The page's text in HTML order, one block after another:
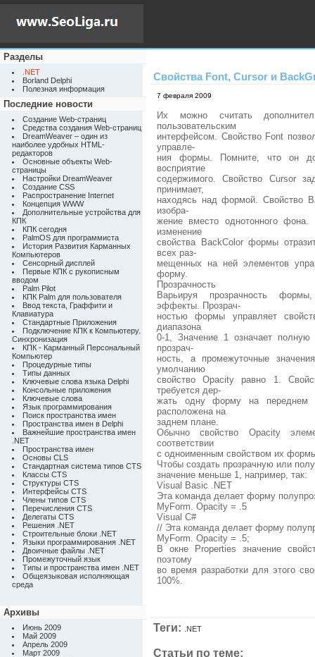
Разделы
.NET
Borland Delphi
Полезная информация
Последние новости
Создание Web-страниц
Средства создания Web-страниц
DreamWeaver – один из
наиболее удобных HTML-
редакторов
Основные объекты Web-
страницы
Настройки DreamWeaver
Создание CSS
Распространение Internet
Концепция WWW
Дополнительные устройства для
КПК
КПК сегодня
PalmOS для программиста
История Развития Карманных
Компьютеров
Сенсорный дисплей
Первые КПК с рукописным
вводом
Palm Pilot
КПК Palm для пользователя
Ввод текста, Граффити и
Клавиатура
Стандартные Приложения
Подключение КПК к Компьютеру.
Синхронизация
КПК - Карманный Персональный
Компьютер
Процедурные типы
Типы данных
Ключевые слова языка Delphi
Консольные приложения
Ключевые слова
Язык программирования
Поиск пространства имен
Пространства имен в Delphi
Важнейшие пространства имен
.NET
Пространства имен
Основы CLS
Стандартная система типов CTS
Классы CTS
Структуры CTS
Интерфейсы CTS
Члены типов CTS
Перечисления CTS
Делегаты CTS
Решения .NET
Строительные блоки .NET
Языки программирования .NET
Двоичные файлы .NET
Промежуточный язык
Типы и пространства имен .NET
Общеязыковая исполняющая
среда
Архивы
Июнь 2009
Май 2009
Апрель 2009
Март 2009
Свойства Font, Cursor и
7 февраля 2009
Их можно считать
пользовательским
интерфейсом. Свойство Font
управле-
ния формы. Помните, что он
восприятие
содержимого. Свойство Cursor
принимает,
находясь над формой. Свойство
изобра-
жение вместо однотонного
изменение
свойства BackColor формы
всех раз-
мещенных на ней элементов
форму.
Прозрачность
Варьируя прозрачность
эффекты. Прозрач-
ностью формы управляет
диапазона
0-1, Значение 1 означает
прозрач-
ность, а промежуточные
умолчанию
свойство Opacity равно 1.
требуется дер-
жать одну форму на переднем
расположена на
заднем плане.
Обычно свойство Opacity
соответствии
с одноименным свойством их
Чтобы создать прозрачную или
значение меньше 1, например, так:
Visual Basic .NET
Эта команда делает форму
MyForm. Opacity = .5
Visual C#
// Эта команда делает форму
MyForm. Opacity = .5;
В окне Properties значение
поэтому
во время разработки для этого
100%.
Теги: .NET
Статьи по теме: